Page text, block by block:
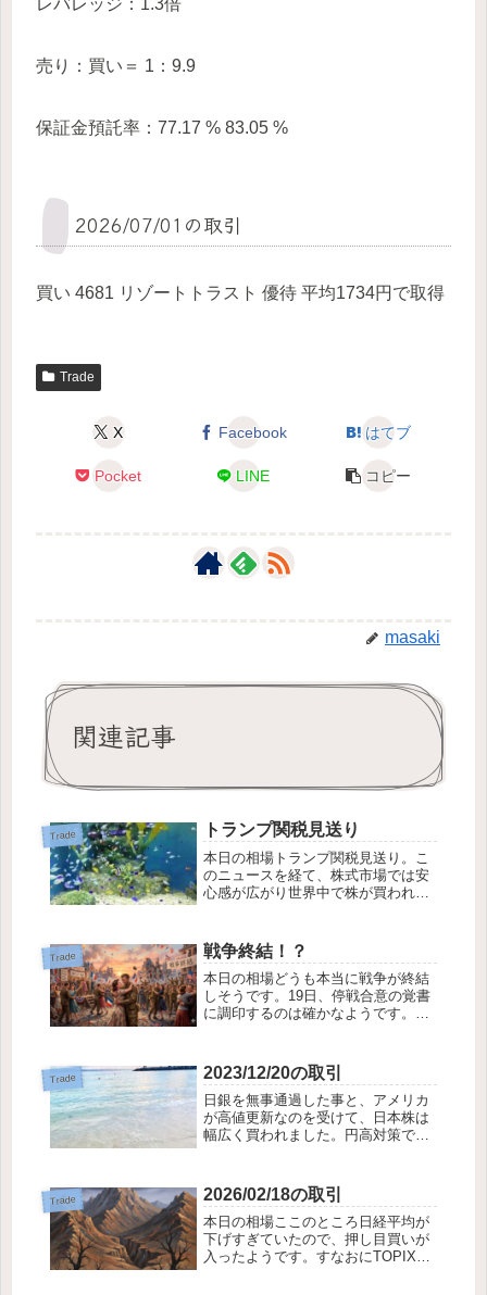
レバレッジ：1.3倍
売り：買い＝ 1：9.9
保証金預託率：77.17 % 83.05 %
2026/07/01の取引
買い 4681 リゾートトラスト 優待 平均1734円で取得
Trade
X Facebook はてブ
Pocket LINE コピー
masaki
関連記事
Trade トランプ関税見送り
本日の相場トランプ関税見送り。こ
のニュースを経て、株式市場では安
心感が広がり世界中で株が買われま
TOPIX・優待は優先順位が低く、半
導体などシクリカルな方に資金が流
れました。大丈夫、...
Trade 戦争終結！？
本日の相場どうも本当に戦争が終結
しそうです。19日、停戦合意の覚書
に調印するのは確かなようです。あ
ようです。まだ原油が高止まりして
いるところを見るとマーケットはそ
れほど楽観視し...
Trade 2023/12/20の取引
日銀を無事通過した事と、アメリカ
が高値更新なのを受けて、日本株は
幅広く買われました。円高対策で空
の円高は避けられないでしょうか
ら、空売りは我慢強くHOLDしたま
まにしておこうと...
Trade 2026/02/18の取引
本日の相場ここのところ日経平均が
下げすぎていたので、押し目買いが
入ったようです。すなおにTOPIX、